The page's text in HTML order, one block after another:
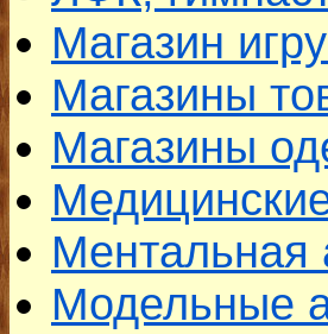
Магазин
Магазины
Магазины
Ментальная
Модельные